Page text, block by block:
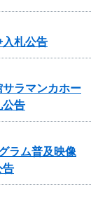
入札公告
サラマンカホー
公告
ラム普及映像
告